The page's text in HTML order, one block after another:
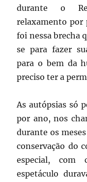
durante o
relaxamento por
foi nessa brecha
se para fazer
para o bem da
preciso ter a
As autópsias só
por ano, nos
durante os
conservação do
especial, com
espetáculo